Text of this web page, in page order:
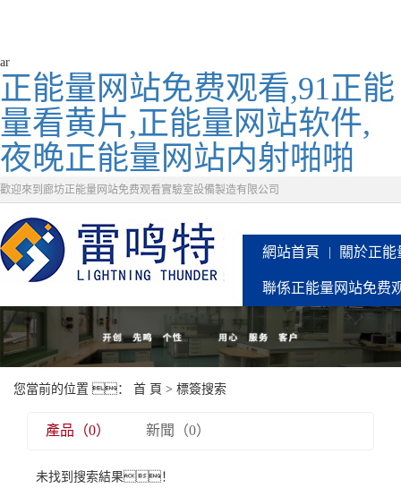
ar
正能量网站免费观看,91正能
量看黄片,正能量网站软件,
夜晚正能量网站内射啪啪
歡迎來到廊坊正能量网站免费观看實驗室設備製造有限公司
網站首頁 關於正
聯係正能量网站免费
您當前的位置 ： 首 頁 > 標簽搜索
產品（0） 新聞（0）
未找到搜索結果！